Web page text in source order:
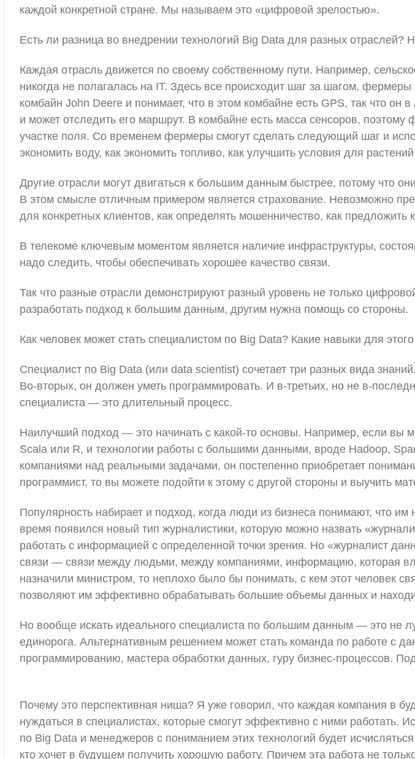
каждой конкретной стране. Мы называем это «цифровой зрелостью».
Есть ли разница во внедрении технологий Big Data для разных отраслей?
Каждая отрасль движется по своему собственному пути. Например,
никогда не полагалась на IT. Здесь все происходит шаг за шагом,
комбайн John Deere и понимает, что в этом комбайне есть GPS, так что
и может отследить его маршрут. В комбайне есть масса сенсоров,
участке поля. Со временем фермеры смогут сделать следующий шаг и
экономить воду, как экономить топливо, как улучшить условия для
Другие отрасли могут двигаться к большим данным быстрее, потому что
В этом смысле отличным примером является страхование. Невозможно
для конкретных клиентов, как определять мошенничество, как предложить
В телекоме ключевым моментом является наличие инфраструктуры,
надо следить, чтобы обеспечивать хорошее качество связи.
Так что разные отрасли демонстрируют разный уровень не только
разработать подход к большим данным, другим нужна помощь со стороны.
Как человек может стать специалистом по Big Data? Какие навыки для
Специалист по Big Data (или data scientist) сочетает три разных вида
Во-вторых, он должен уметь программировать. И в-третьих, но не в-
специалиста — это длительный процесс.
Наилучший подход — это начинать с какой-то основы. Например, если вы
Scala или R, и технологии работы с большими данными, вроде Hadoop,
компаниями над реальными задачами, он постепенно приобретает
программист, то вы можете подойти к этому с другой стороны и выучить
Популярность набирает и подход, когда люди из бизнеса понимают, что
время появился новый тип журналистики, которую можно назвать
работать с информацией с определенной точки зрения. Но «журналист
связи — связи между людьми, между компаниями, информацию, которая
назначили министром, то неплохо было бы понимать, с кем этот человек
позволяют им эффективно обрабатывать большие объемы данных и
Но вообще искать идеального специалиста по большим данным — это не
единорога. Альтернативным решением может стать команда по работе с
программированию, мастера обработки данных, гуру бизнес-процессов.
Почему это перспективная ниша? Я уже говорил, что каждая компания в
нуждаться в специалистах, которые смогут эффективно с ними работать.
по Big Data и менеджеров с пониманием этих технологий будет
кто хочет в будущем получить хорошую работу. Причем эта работа не